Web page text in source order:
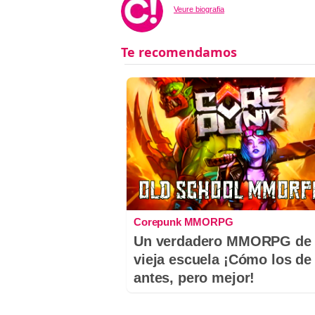
Veure biografia
Corepunk MMORPG
Un verdadero MMORPG de
vieja escuela ¡Cómo los de
antes, pero mejor!